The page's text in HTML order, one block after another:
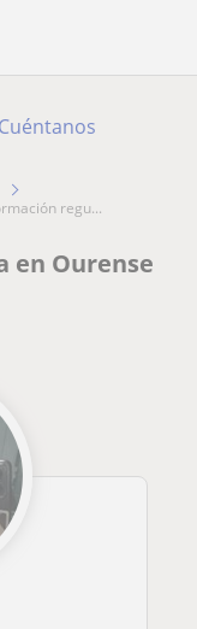
Cuéntanos
regu...
en Ourense